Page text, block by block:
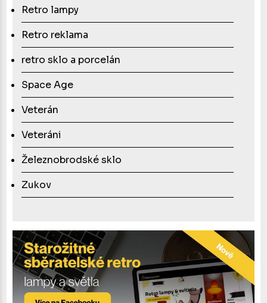
Retro lampy
Retro reklama
retro sklo a porcelán
Space Age
Veterán
Veteráni
Železnobrodské sklo
Zukov